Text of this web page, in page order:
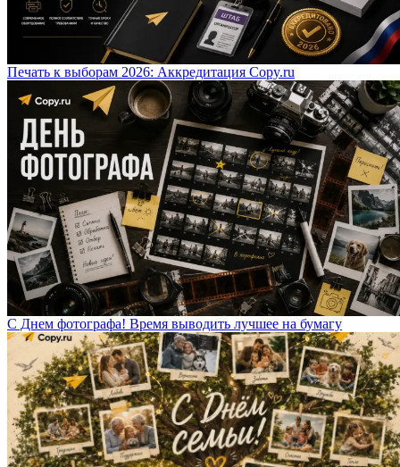
Печать к выборам 2026: Аккредитация Copy.ru
С Днем фотографа! Время выводить лучшее на бумагу